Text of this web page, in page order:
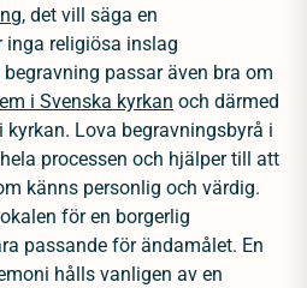
, det vill säga en
inga religiösa inslag
passar även bra om
i Svenska kyrkan och därmed
Lova begravningsbyrå i
processen och hjälper till att
känns personlig och värdig.
för en borgerlig
passande för ändamålet. En
hålls vanligen av en